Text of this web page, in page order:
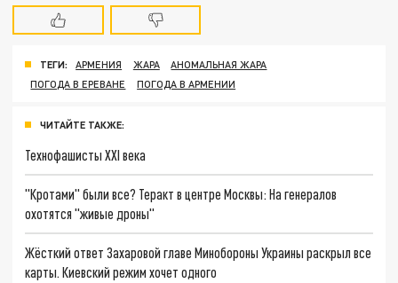
ТЕГИ: АРМЕНИЯ ЖАРА
АНОМАЛЬНАЯ ЖАРА
ПОГОДА В ЕРЕВАНЕ
ПОГОДА В АРМЕНИИ
ЧИТАЙТЕ ТАКЖЕ:
Технофашисты XXI века
"Кротами" были все? Теракт в центре Москвы: На генералов
охотятся "живые дроны"
Жёсткий ответ Захаровой главе Минобороны Украины раскрыл все
карты. Киевский режим хочет одного